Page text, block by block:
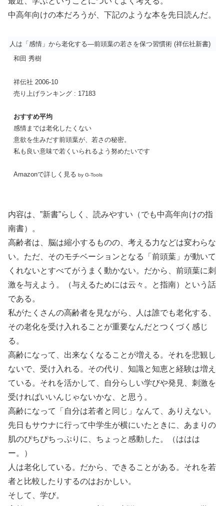
中高年向けの本だろうが、下記のような本を先日読んだ。
人は「感情」から老化する―前頭葉の若さを保つ習慣術 (祥伝社新書)
和田 秀樹
祥伝社 2006-10
売り上げランキング : 17183
おすすめ平均
感情までは老化したくない
意欲を生みだす前頭葉が、若さの秘密。
私も良い意味で若くいられるよう努めたいです
Amazonで詳しく見る by G-Tools
内容は、”新書”らしく、読みやすい（でも中高年向けの指
南書）。
高齢者は、脳は縮小するものの、考える力などは変わらな
い。ただ、そのモチベーションとなる「前頭葉」が動いて
くれないとすべてがうまく動かない。だから、前頭葉に刺
激を与えよう。（与えるためには云々。と指南）という話
である。
私がたくさんの高齢者を見ながら、人は誰でも老化する、
その老化を受け入れることが重要なんだとつくづく感じ
る。
高齢になって、出来なくなることが増える。それを悲観し
ないで、受け入れる。その代り、知識と知恵と経験は増え
ている。それを活かして、自分らしい学びや発見、刺激を
受ければいいんじゃないかな、と思う。
高齢になって「自分は若者と同じ」なんて、ありえない。
先日もサウナに行って中学生が横にいたときに、あまりの
肌のぴちぴちっぷりに、ちょっと感動した。（ははは
ー。）
人は老化している。だから、できることがある。それを若
者と比較したりするのはおかしい。
そして、学び。